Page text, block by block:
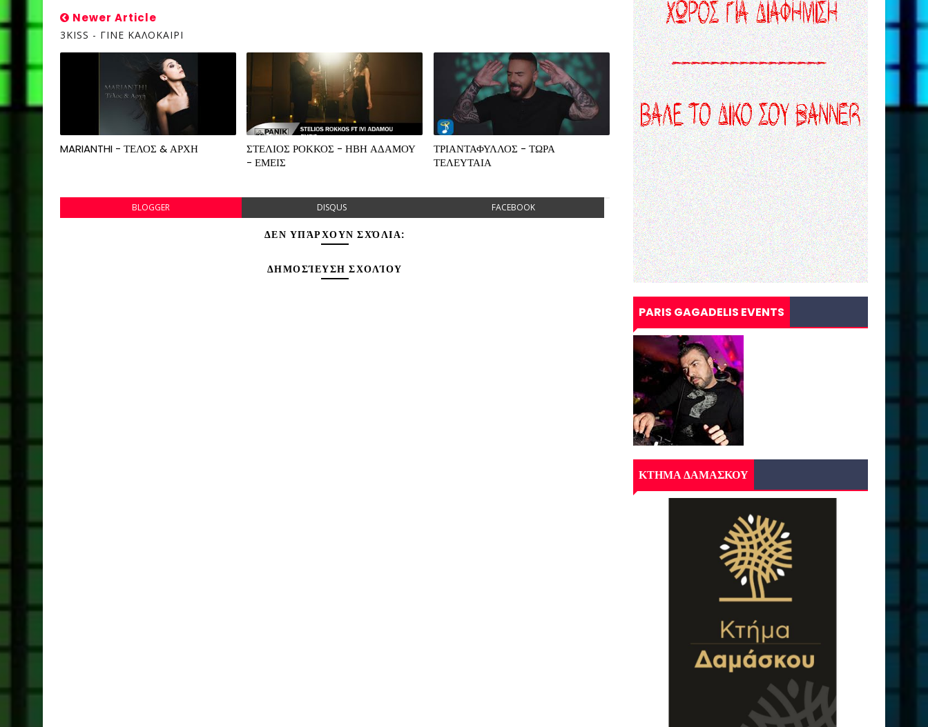
Newer Article
3KISS - ΓΙΝΕ ΚΑΛΟΚΑΙΡΙ
MARIANTHI - ΤΕΛΟΣ & ΑΡΧΗ
ΣΤΕΛΙΟΣ ΡΟΚΚΟΣ - ΗΒΗ ΑΔΑΜΟΥ
- ΕΜΕΙΣ
ΤΡΙΑΝΤΑΦΥΛΛΟΣ - ΤΩΡΑ
ΤΕΛΕΥΤΑΙΑ
BLOGGER DISQUS FACEBOOK
ΔΕΝ ΥΠΆΡΧΟΥΝ ΣΧΌΛΙΑ:
ΔΗΜΟΣΊΕΥΣΗ ΣΧΟΛΊΟΥ
PARIS GAGADELIS EVENTS
ΚΤΗΜΑ ΔΑΜΑΣΚΟΥ